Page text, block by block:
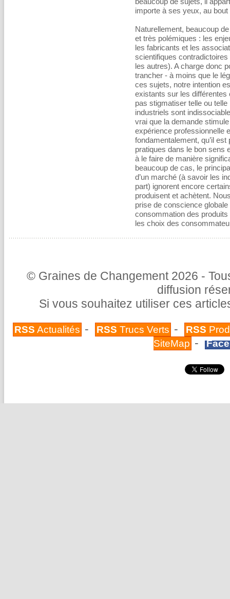
importe à ses yeux, au
Naturellement, beaucoup
et très polémiques : les
les fabricants et les
scientifiques
les autres). A charge donc
trancher - à moins que le
ces sujets, notre intention
existants sur les
pas stigmatiser telle ou
industriels sont
vrai que la demande
expérience professionnelle
fondamentalement, qu’il
pratiques dans le bon sens
à le faire de manière
beaucoup de cas, le
d’un marché (à savoir les
part) ignorent encore
produisent et achètent.
prise de conscience
consommation des
les choix des
© Graines de Changement 2026 -
diffusion
Si vous souhaitez utiliser ces
RSS Actualités - RSS Trucs Verts - RSS
SiteMap -